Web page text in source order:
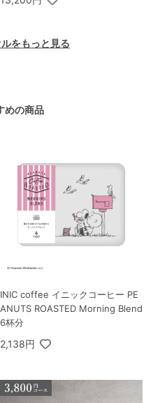
をもっと見る
めの商品
INIC coffee イニックコーヒー PE
ANUTS ROASTED Morning Blend
6杯分
2,138円